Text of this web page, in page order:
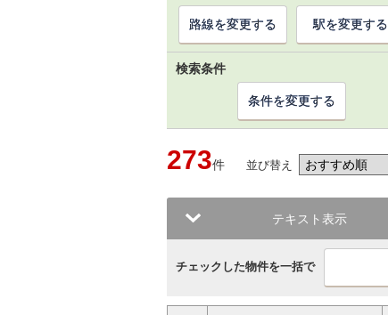
路線を変更する 駅を変更する
検索条件
条件を変更する
273件 並び替え
テキスト表示
チェックした物件を一括で